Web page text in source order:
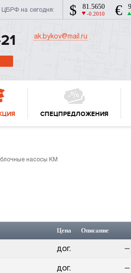
ЦБРФ на сегодня:
ak.bykov@mail.ru
СПЕЦПРЕДЛОЖЕНИЯ
насосы КМ
Цена Описание
дог.
дог.